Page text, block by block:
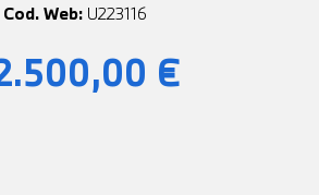
Cod. Web: U223116
€